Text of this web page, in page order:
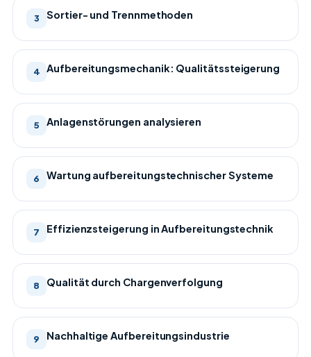
3 Sortier- und Trennmethoden
4 Aufbereitungsmechanik: Qualitätssteigerung
5 Anlagenstörungen analysieren
6 Wartung aufbereitungstechnischer Systeme
7 Effizienzsteigerung in Aufbereitungstechnik
8 Qualität durch Chargenverfolgung
9 Nachhaltige Aufbereitungsindustrie